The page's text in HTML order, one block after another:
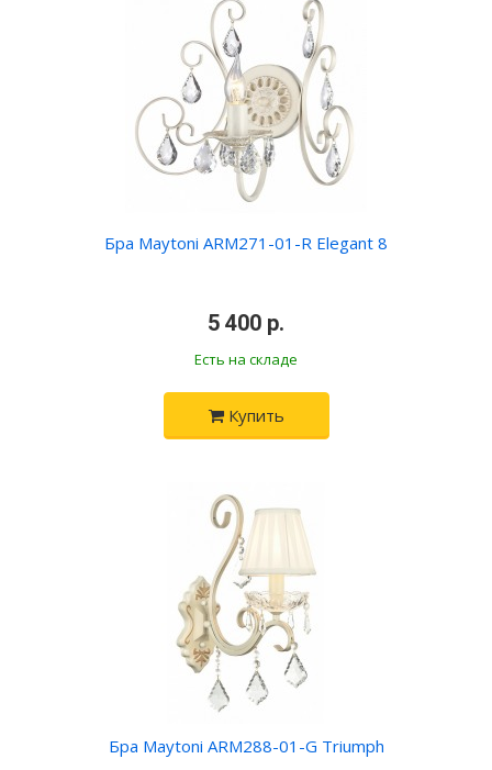
Бра Maytoni ARM271-01-R Elegant 8
5 400 р.
Есть на складе
Купить
Бра Maytoni ARM288-01-G Triumph